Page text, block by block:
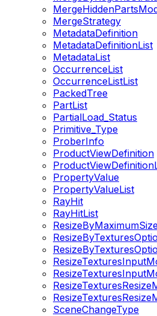
MergeStrategy
MetadataDefinition
MetadataDefinitionList
MetadataList
OccurrenceList
OccurrenceListList
PackedTree
PartList
PartialLoad_Status
Primitive_Type
ProberInfo
ProductViewDefinition
PropertyValue
PropertyValueList
RayHit
RayHitList
SceneChangeType